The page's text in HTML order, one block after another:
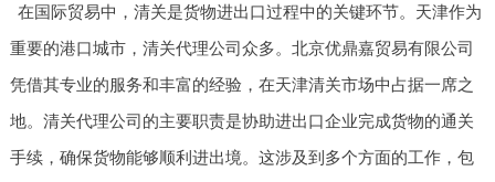
在国际贸易中，清关是货物进出口过程中的关键环节。天津作为
重要的港口城市，清关代理公司众多。北京优鼎嘉贸易有限公司
凭借其专业的服务和丰富的经验，在天津清关市场中占据一席之
地。清关代理公司的主要职责是协助进出口企业完成货物的通关
手续，确保货物能够顺利进出境。这涉及到多个方面的工作，包